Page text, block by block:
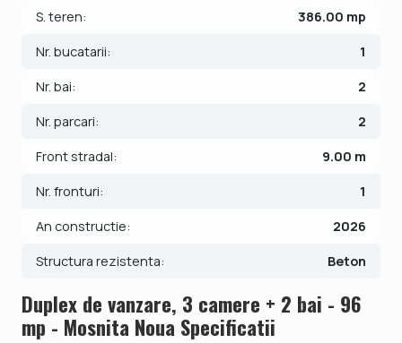
pardoseala si 2 locuri de parcare, gazon, parcare si alei
pietonale betonate.
Pretul este de 163.890€ + comisionul standard al agentiei.
credit bancar.
S. teren: 386.00 mp
Nr. bucatarii: 1
Nr. bai: 2
Nr. parcari: 2
Front stradal: 9.00 m
Nr. fronturi: 1
An constructie: 2026
Structura rezistenta: Beton
Duplex de vanzare, 3 camere + 2 bai - 96
mp - Mosnita Noua Specificatii